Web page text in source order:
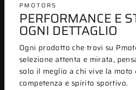
PMOTORS
PERFORMANCE E
OGNI DETTAGLIO
Ogni prodotto che trovi su
selezione attenta e mirata,
solo il meglio a chi vive la moto
competenza e spirito sportivo.